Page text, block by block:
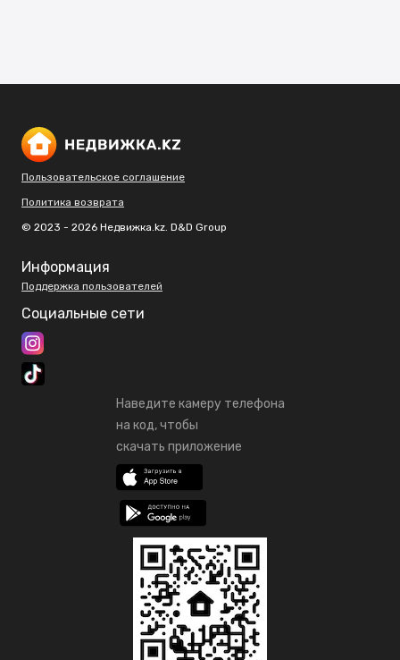
Пользовательское соглашение
Политика возврата
© 2023 - 2026 Недвижка.kz. D&D Group
Информация
Поддержка пользователей
Социальные сети
Наведите камеру телефона
на код, чтобы
скачать приложение